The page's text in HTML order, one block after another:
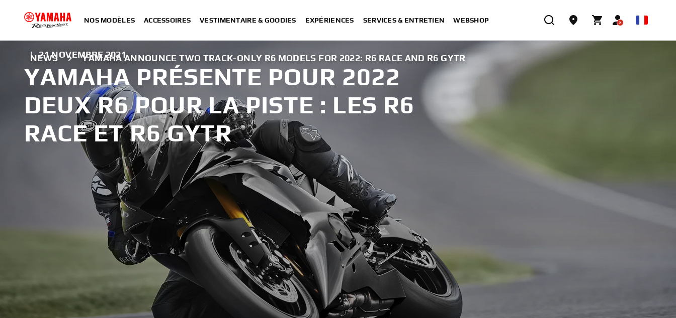
NOS MODÈLES ACCESSOIRES VESTIMENTAIRE & GOODIES EXPÉRIENCES SERVICES & ENTRETIEN WEBSHOP
NEWS YAMAHA ANNOUNCE TWO TRACK-ONLY R6 MODELS FOR 2022: R6 RACE AND R6 GYTR
| 21 NOVEMBRE 2021
YAMAHA PRÉSENTE POUR 2022
DEUX R6 POUR LA PISTE : LES R6
RACE ET R6 GYTR